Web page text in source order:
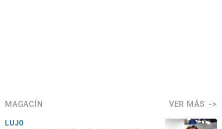
MAGACÍN VER MÁS
LUJO